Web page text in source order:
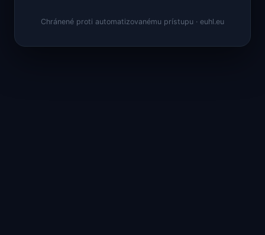
Chránené proti automatizovanému prístupu · euhl.eu